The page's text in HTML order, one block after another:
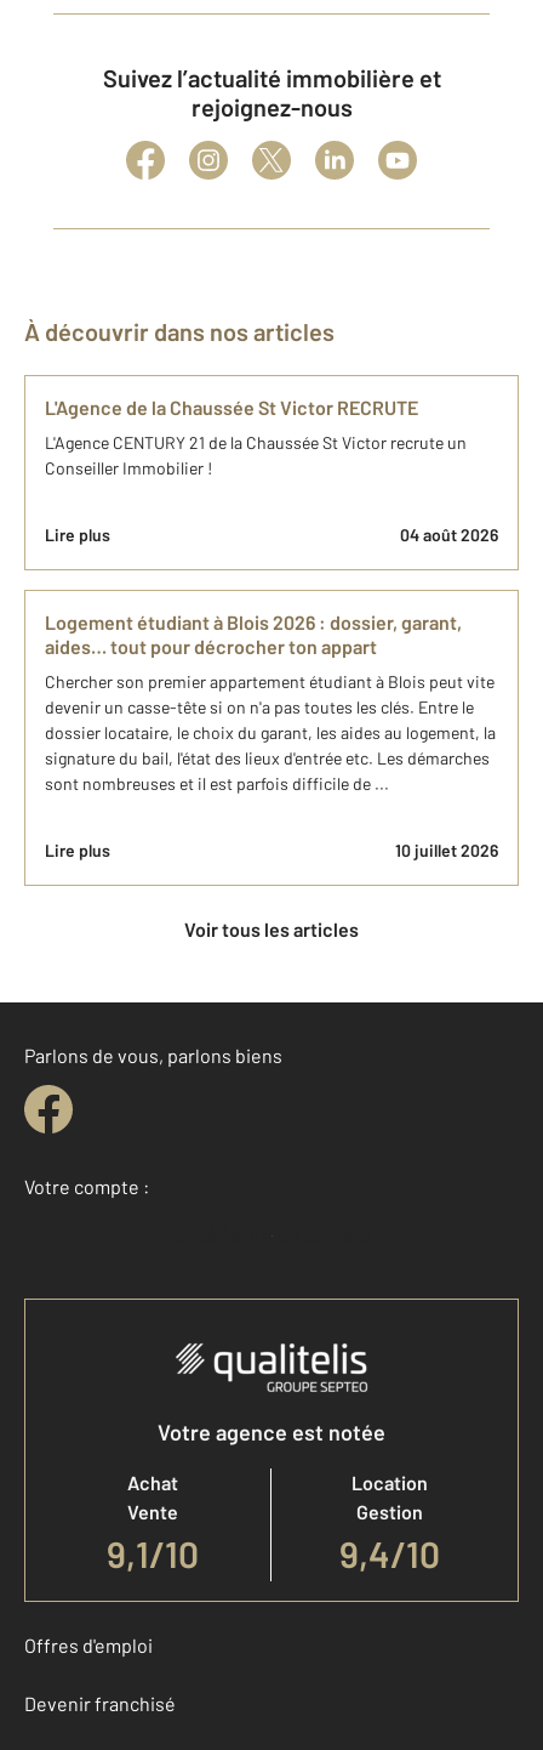
Suivez l’actualité immobilière et
rejoignez-nous
À découvrir dans nos articles
L'Agence de la Chaussée St Victor RECRUTE
L'Agence CENTURY 21 de la Chaussée St Victor recrute un
Conseiller Immobilier !
Lire plus 04 août 2026
Logement étudiant à Blois 2026 : dossier, garant,
aides… tout pour décrocher ton appart
Chercher son premier appartement étudiant à Blois peut vite
devenir un casse-tête si on n'a pas toutes les clés. Entre le
dossier locataire, le choix du garant, les aides au logement, la
signature du bail, l'état des lieux d'entrée etc. Les démarches
sont nombreuses et il est parfois difficile de ...
Lire plus 10 juillet 2026
Voir tous les articles
Parlons de vous, parlons biens
Votre compte :
Accéder à mon compte
Votre agence est notée
Achat
Vente
9,1/10
Location
Gestion
9,4/10
Offres d'emploi
Devenir franchisé